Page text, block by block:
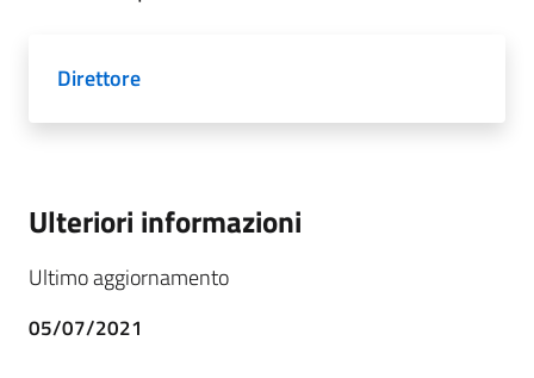
Direttore
Ulteriori informazioni
Ultimo aggiornamento
05/07/2021